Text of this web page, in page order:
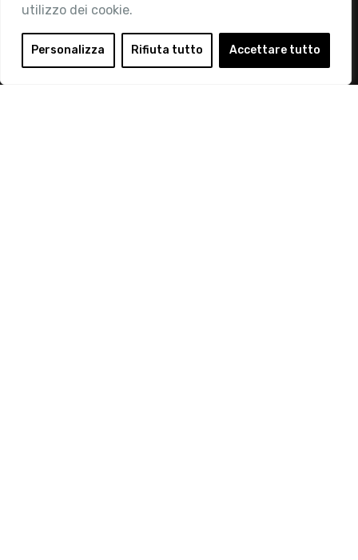
utilizzo dei cookie.
Personalizza Rifiuta tutto Accettare tutto
Area Riservata
Login
Diventa Socio